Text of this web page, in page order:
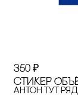
350 ₽
сТИКЕР
Антон тут